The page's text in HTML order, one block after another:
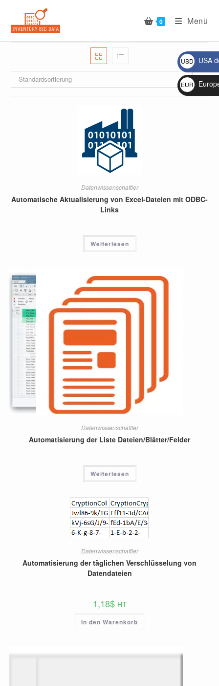
springen
0 Menü
Standardsortierung
Datenwissenschaftler
Automatische Aktualisierung von Excel-Dateien mit ODBC-
Links
Weiterlesen
Datenwissenschaftler
Automatisierung der Liste Dateien/Blätter/Felder
Weiterlesen
Datenwissenschaftler
Automatisierung der täglichen Verschlüsselung von
Datendateien
1,18$ HT
In den Warenkorb
USD
$
USA
EUR
€